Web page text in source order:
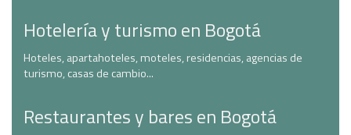
Hotelería y turismo en Bogotá
Hoteles, apartahoteles, moteles, residencias, agencias de
turismo, casas de cambio...
Restaurantes y bares en Bogotá